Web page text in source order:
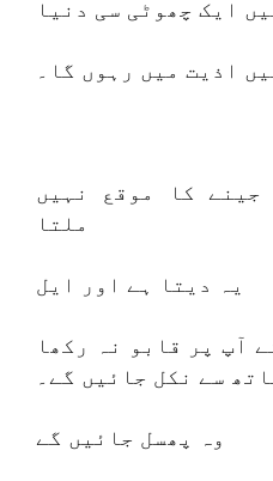
ایک چھوٹی سی دنیا
اذیت میں رہوں گا۔
جینے کا موقع نہیں
ملتا
یہ دیتا ہے اور ایل
آپ پر قابو نہ رکھا
سے نکل جائیں گے۔
وہ پھسل جائیں گے